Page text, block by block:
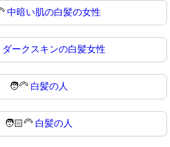
中暗い肌の白髪の女性
ダークスキンの白髪女性
🧑‍🦳 白髪の人
🧑🏻‍🦳 白髪の人